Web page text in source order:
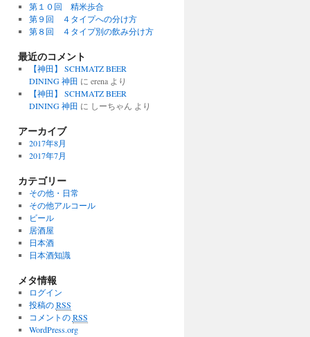
第１０回 精米歩合
第９回 ４タイプへの分け方
第８回 ４タイプ別の飲み分け方
最近のコメント
【神田】 SCHMATZ BEER
DINING 神田 に erenaより
【神田】 SCHMATZ BEER
DINING 神田 に しーちゃん より
アーカイブ
2017年8月
2017年7月
カテゴリー
その他・日常
その他アルコール
ビール
居酒屋
日本酒
日本酒知識
メタ情報
ログイン
投稿のRSS
コメントのRSS
WordPress.org